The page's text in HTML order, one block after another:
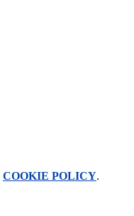
COOKIE POLICY.